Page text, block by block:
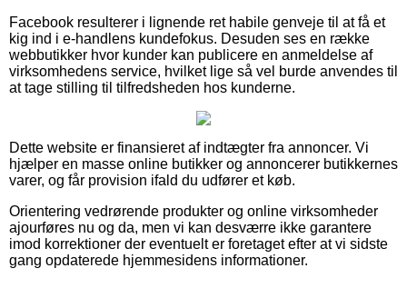
Facebook resulterer i lignende ret habile genveje til at få et
kig ind i e-handlens kundefokus. Desuden ses en række
webbutikker hvor kunder kan publicere en anmeldelse af
virksomhedens service, hvilket lige så vel burde anvendes til
at tage stilling til tilfredsheden hos kunderne.
Dette website er finansieret af indtægter fra annoncer. Vi
hjælper en masse online butikker og annoncerer butikkernes
varer, og får provision ifald du udfører et køb.
Orientering vedrørende produkter og online virksomheder
ajourføres nu og da, men vi kan desværre ikke garantere
imod korrektioner der eventuelt er foretaget efter at vi sidste
gang opdaterede hjemmesidens informationer.